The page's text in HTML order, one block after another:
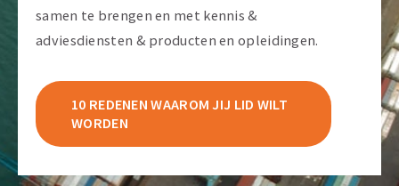
samen te brengen en met kennis &
adviesdiensten & producten en opleidingen.
10 REDENEN WAAROM JIJ LID WILT
WORDEN